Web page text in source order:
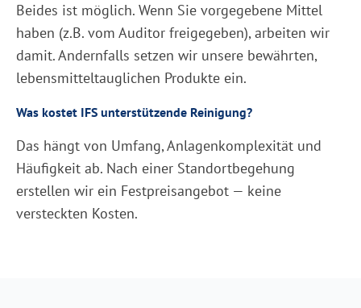
Beides ist möglich. Wenn Sie vorgegebene Mittel
haben (z.B. vom Auditor freigegeben), arbeiten wir
damit. Andernfalls setzen wir unsere bewährten,
lebensmitteltauglichen Produkte ein.
Was kostet IFS unterstützende Reinigung?
Das hängt von Umfang, Anlagenkomplexität und
Häufigkeit ab. Nach einer Standortbegehung
erstellen wir ein Festpreisangebot — keine
versteckten Kosten.